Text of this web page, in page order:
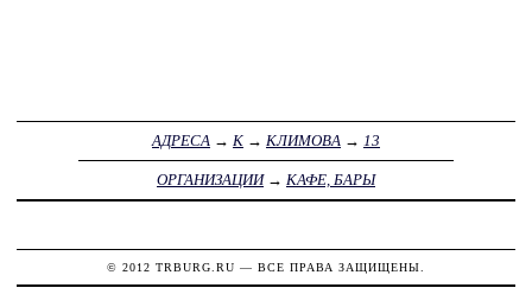
АДРЕСА → К → КЛИМОВА → 13
ОРГАНИЗАЦИИ→ КАФЕ, БАРЫ
© 2012 TRBURG.RU — ВСЕ ПРАВА ЗАЩИЩЕНЫ.